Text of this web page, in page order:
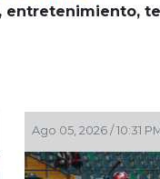
entretenimiento,
10:31 PM